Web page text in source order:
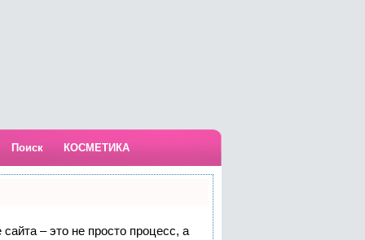
Поиск КОСМЕТИКА
– это не просто процесс, а